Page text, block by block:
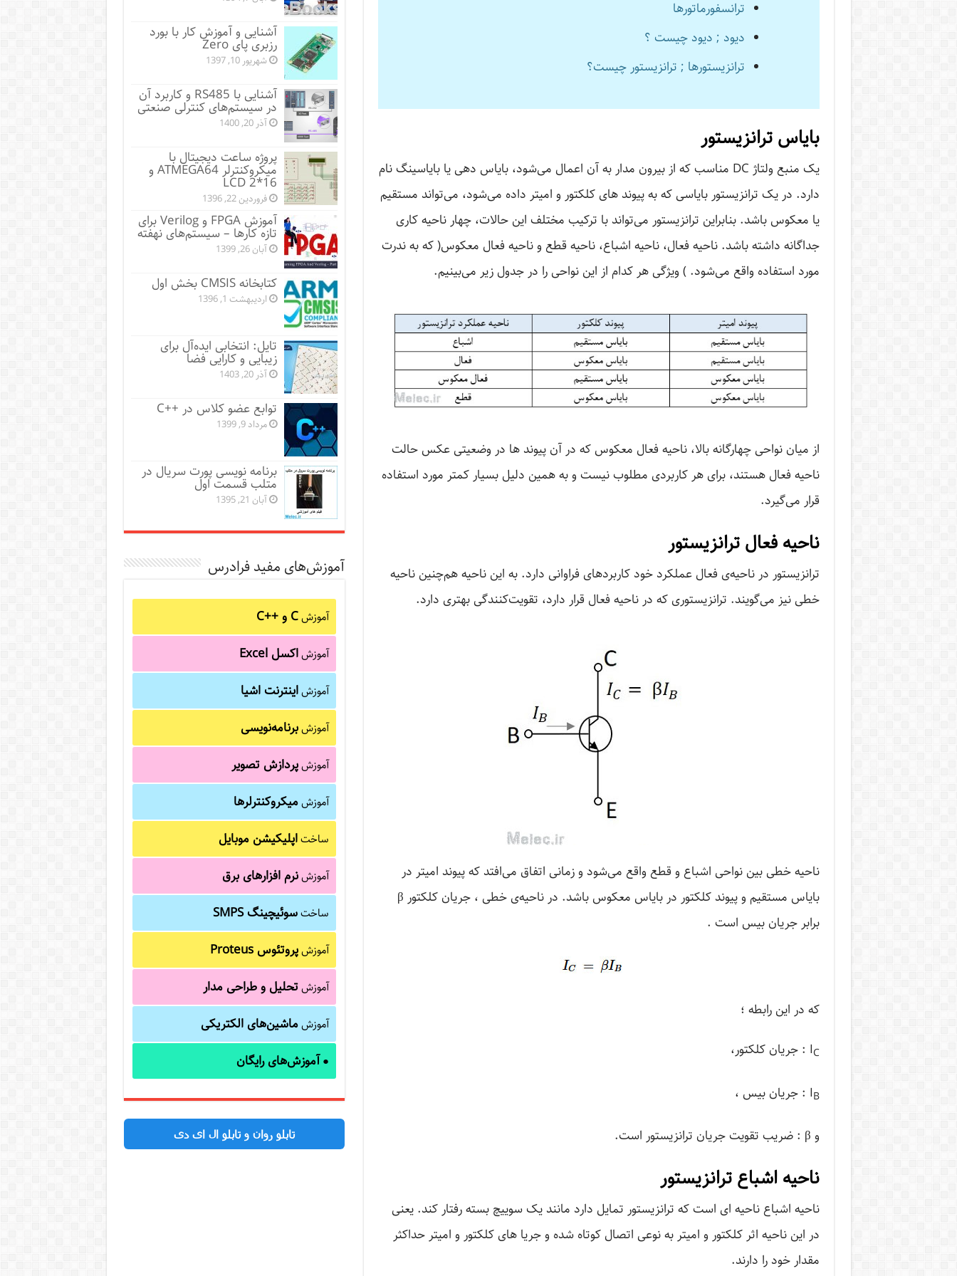
ترانسفورماتورها
دیود ; دیود چیست ؟
ترانزیستور‌ها ; ترانزیستور چیست؟
بایاس ترانزیستور
یک منبع ولتاژ DC مناسب که از بیرون مدار به آن اعمال می‌شود، بایاس دهی یا بایاسینگ نام
دارد. در یک ترانزیستور بایاسی که به پیوند های کلکتور و امیتر داده می‌شود، می‌تواند مستقیم
یا معکوس باشد. بنابراین ترانزیستور می‌تواند با ترکیب مختلف این حالات، چهار ناحیه کاری
جداگانه داشته باشد. ناحیه فعال، ناحیه اشباع، ناحیه قطع و ناحیه فعال معکوس( که به ندرت
مورد استفاده واقع می‌شود. ) ویژگی هر کدام از این نواحی را در جدول زیر می‌بینیم.
از میان نواحی چهارگانه بالا، ناحیه فعال معکوس که در آن پیوند ها در وضعیتی عکس حالت
ناحیه فعال هستند، برای هر کاربردی مطلوب نیست و به همین دلیل بسیار کمتر مورد استفاده
قرار می‌گیرد.
ناحیه فعال ترانزیستور
ترانزیستور در ناحیه‌ی فعال عملکرد خود کاربردهای فراوانی دارد. به این ناحیه هم‌چنین ناحیه
خطی نیز می‌گویند. ترانزیستوری که در ناحیه فعال قرار دارد، تقویت‌کنندگی بهتری دارد.
ناحیه خطی بین نواحی اشباع و قطع واقع می‌شود و زمانی اتفاق می‌افتد که پیوند امیتر در
بایاس مستقیم و پیوند کلکتور در بایاس معکوس باشد. در ناحیه‌ی خطی ، جریان کلکتور β
برابر جریان بیس است .
که در این رابطه ؛
IC : جریان کلکتور،
IB : جریان بیس ،
و β : ضریب تقویت جریان ترانزیستور است.
ناحیه اشباع ترانزیستور
ناحیه اشباع ناحیه ای است که ترانزیستور تمایل دارد مانند یک سوییچ بسته رفتار کند. یعنی
در این ناحیه اثر کلکتور و امیتر به نوعی اتصال کوتاه شده و جریا های کلکتور و امیتر حداکثر
مقدار خود را دارند.
آشنایی و آموزش کار با بورد
رزبری پای Zero
شهریور 10, 1397
آشنایی با RS485 و کاربرد آن
در سیستم‌‌های کنترلی صنعتی
آذر 20, 1400
پروژه ساعت دیجیتال با
میکروکنترلر ATMEGA64 و
LCD 2*16
فروردین 22, 1396
آموزش FPGA و Verilog برای
تازه کارها – سیستم‌‌های نهفته
آبان 26, 1399
کتابخانه CMSIS بخش اول
اردیبهشت 1, 1396
تایل: انتخابی ایده‌آل برای
زیبایی و کارایی فضا
آذر 20, 1403
توابع عضو کلاس در ++C
مرداد 9, 1399
برنامه نویسی پورت سریال در
متلب قسمت اول
آبان 21, 1395
آموزش‌های مفید فرادرس
آموزشC و C++‎
آموزشاکسل Excel
آموزشاینترنت اشیا
آموزشبرنامه‌نویسی
آموزشپردازش تصویر
آموزشمیکروکنترلرها
ساختاپلیکیشن موبایل
آموزشنرم افزارهای برق
ساختسوئیچینگ SMPS
آموزشپروتئوس Proteus
آموزشتحلیل و طراحی مدار
آموزشماشین‌های الکتریکی
●آموزش‌های رایگان
تابلو روان و تابلو ال ای دی